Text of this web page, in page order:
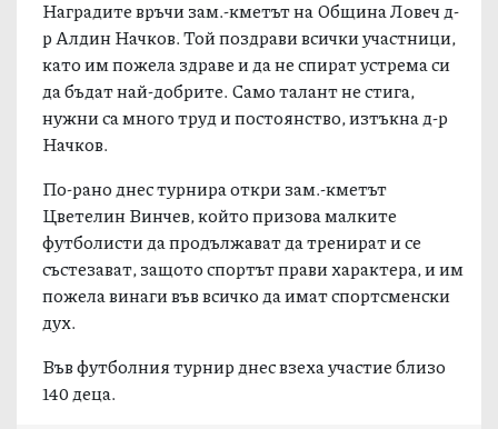
Наградите връчи зам.-кметът на Община Ловеч д-
р Алдин Начков. Той поздрави всички участници,
като им пожела здраве и да не спират устрема си
да бъдат най-добрите. Само талант не стига,
нужни са много труд и постоянство, изтъкна д-р
Начков.
По-рано днес турнира откри зам.-кметът
Цветелин Винчев, който призова малките
футболисти да продължават да тренират и се
състезават, защото спортът прави характера, и им
пожела винаги във всичко да имат спортсменски
дух.
Във футболния турнир днес взеха участие близо
140 деца.